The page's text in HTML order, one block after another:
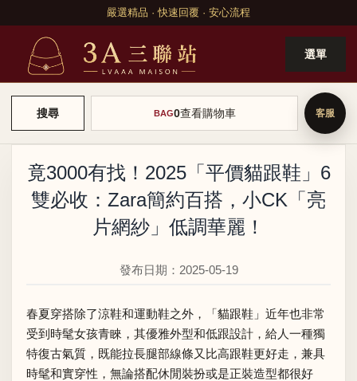
嚴選精品 · 快速回覆 · 安心流程
選單
搜尋 BAG0查看購物車
竟3000有找！2025「平價貓跟鞋」6
雙必收：Zara簡約百搭，小CK「亮
片網紗」低調華麗！
發布日期：2025-05-19
春夏穿搭除了涼鞋和運動鞋之外，「貓跟鞋」近年也非常
受到時髦女孩青睞，其優雅外型和低跟設計，給人一種獨
特復古氣質，既能拉長腿部線條又比高跟鞋更好走，兼具
時髦和實穿性，無論搭配休閒裝扮或是正裝造型都很好